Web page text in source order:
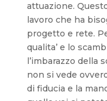
attuazione.
lavoro che ha
progetto e rete.
qualita’ e lo
l’imbarazzo della
non si vede
di fiducia e la